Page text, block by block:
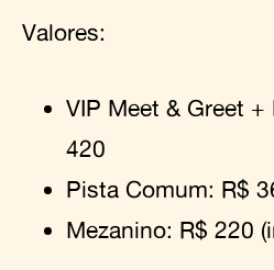
Valores:
VIP Meet & Greet
420
Pista Comum: R$
Mezanino: R$ 220